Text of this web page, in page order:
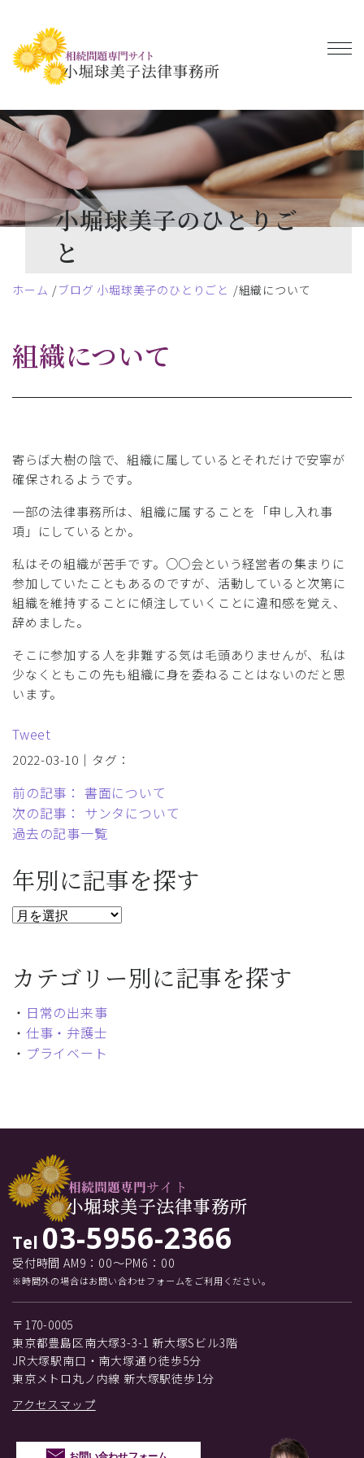
小堀球美子のひとりご
と
ホーム ブログ 小堀球美子のひとりごと 組織について
組織について
寄らば大樹の陰で、組織に属しているとそれだけで安寧が
確保されるようです。
一部の法律事務所は、組織に属することを「申し入れ事
項」にしているとか。
私はその組織が苦手です。○○会という経営者の集まりに
参加していたこともあるのですが、活動していると次第に
組織を維持することに傾注していくことに違和感を覚え、
辞めました。
そこに参加する人を非難する気は毛頭ありませんが、私は
少なくともこの先も組織に身を委ねることはないのだと思
います。
Tweet
2022-03-10｜タグ：
前の記事： 書面について
次の記事： サンタについて
過去の記事一覧
年別に記事を探す
カテゴリー別に記事を探す
・ 日常の出来事
・ 仕事・弁護士
・ プライベート
Tel 03-5956-2366
受付時間 AM9：00～PM6：00
※時間外の場合はお問い合わせフォームをご利用ください。
〒170-0005
東京都豊島区南大塚3-3-1 新大塚Sビル3階
JR大塚駅南口・南大塚通り徒歩5分
東京メトロ丸ノ内線 新大塚駅徒歩1分
アクセスマップ